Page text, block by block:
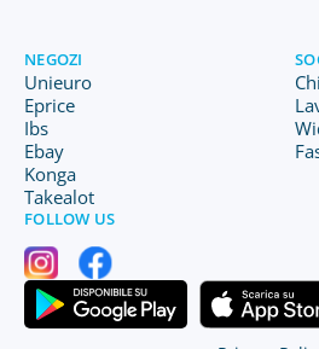
NEGOZI
Unieuro
Eprice
Ibs
Ebay
Konga
Takealot
FOLLOW US